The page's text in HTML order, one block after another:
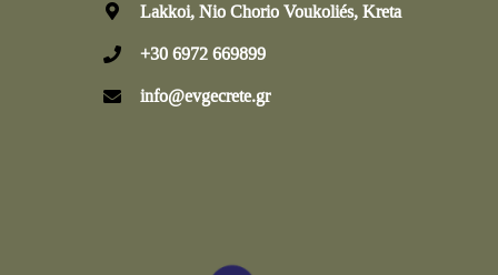
Lakkoi, Nio Chorio Voukoliés, Kreta
+30 6972 669899
info@evgecrete.gr